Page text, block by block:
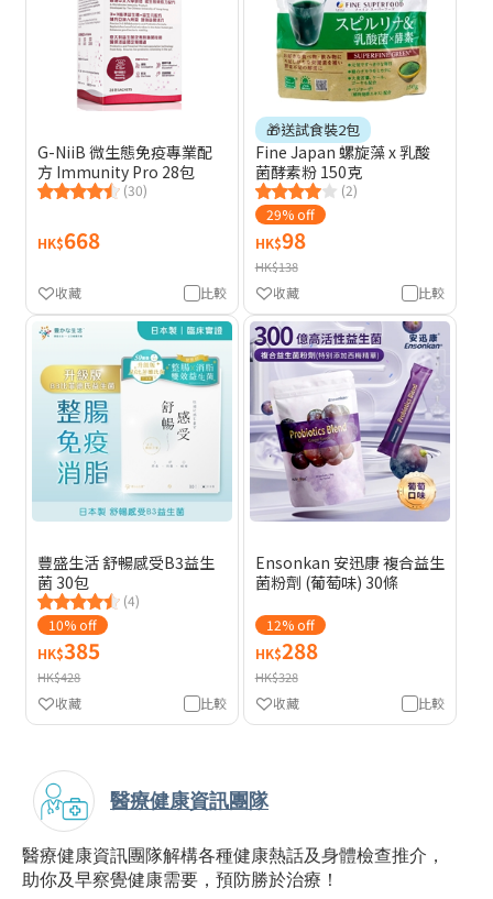
G-NiiB 微生態免疫專業配
方 Immunity Pro 28包
(30)
HK$668
比較
收藏
🎁送試食裝2包
Fine Japan 螺旋藻 x 乳酸
菌酵素粉 150克
(2)
29% off
HK$98
HK$138
比較
收藏
豐盛生活 舒暢感受B3益生
菌 30包
(4)
10% off
HK$385
HK$428
比較
收藏
Ensonkan 安迅康 複合益生
菌粉劑 (葡萄味) 30條
12% off
HK$288
HK$328
比較
收藏
醫療健康資訊團隊
醫療健康資訊團隊解構各種健康熱話及身體檢查推介，
助你及早察覺健康需要，預防勝於治療！